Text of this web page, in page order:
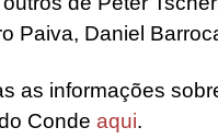
Paiva, Daniel
as informações
Conde aqui.